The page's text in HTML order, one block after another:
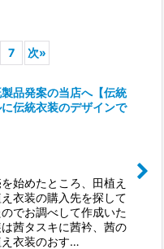
7 次»
品発案の当店へ【伝統
伝統衣装のデザインで
始めたところ、田植え
衣装の購入先を探して
でお調べして作成いた
茜タスキに茜衿、茜の
衣装のおす…